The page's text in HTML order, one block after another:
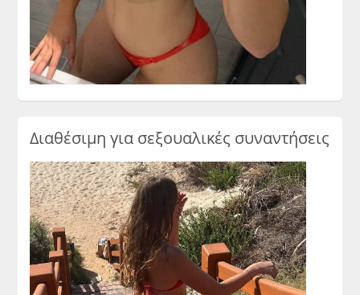
Διαθέσιμη για σεξουαλικές συναντήσεις